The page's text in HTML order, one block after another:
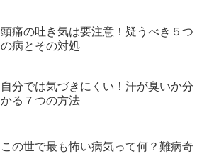
頭痛の吐き気は要注意！疑うべき５つ
の病とその対処
自分では気づきにくい！汗が臭いか分
かる７つの方法
この世で最も怖い病気って何？難病奇